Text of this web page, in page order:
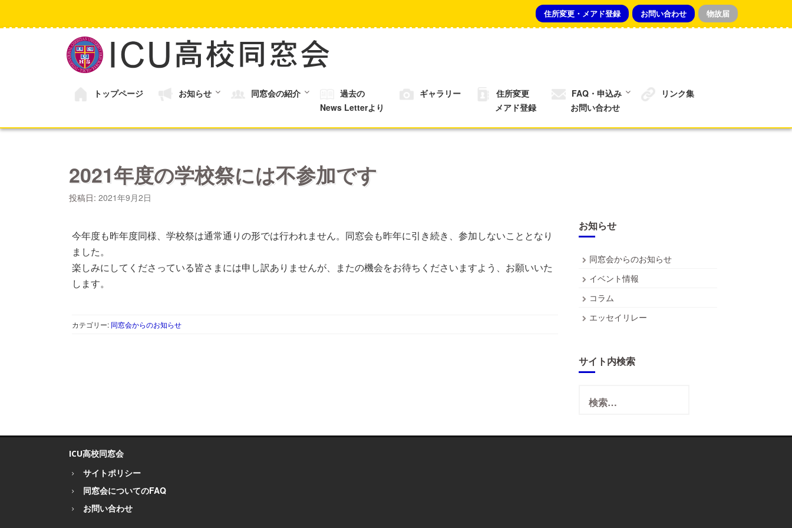
テ
住所変更・メアド登録 お問い合わせ 物故届
トップページ お知らせ 同窓会の紹介
過去の
News Letterより
ギャラリー
住所変更
メアド登録
FAQ・申込み
お問い合わせ
リンク集
2021年度の学校祭には不参加です
投稿日: 2021年9月2日
今年度も昨年度同様、学校祭は通常通りの形では行われません。同窓会も昨年に引き続き、参加しないこととなり
ました。
楽しみにしてくださっている皆さまには申し訳ありませんが、またの機会をお待ちくださいますよう、お願いいた
します。
カテゴリー: 同窓会からのお知らせ
お知らせ
同窓会からのお知らせ
イベント情報
コラム
エッセイリレー
サイト内検索
索:
ICU高校同窓会
サイトポリシー
同窓会についてのFAQ
お問い合わせ